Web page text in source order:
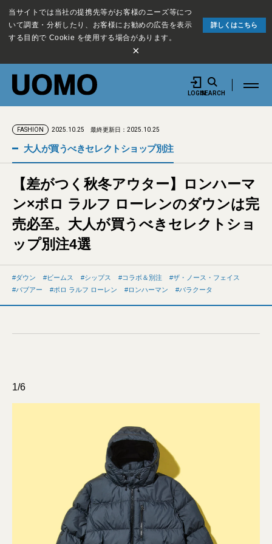
当サイトでは当社の提携先等がお客様のニーズ等につ
いて調査・分析したり、お客様にお勧めの広告を表示
する目的で Cookie を使用する場合があります。
詳しくはこちら
×
LOGINSEARCH
FASHION 2025.10.25 最終更新日：2025.10.25
大人が買うべきセレクトショップ別注
【差がつく秋冬アウター】ロンハーマ
ン×ポロ ラルフ ローレンのダウンは完
売必至。大人が買うべきセレクトショ
ップ別注4選
ダウン ビームス シップス コラボ＆別注
ザ・ノース・フェイス
バブアー
ポロ ラルフ ローレン ロンハーマン バラクータ
1/6